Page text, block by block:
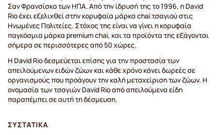
Σαν Φρανσίσκο των ΗΠΑ. Από την ίδρυσή της το 1996, η David
Rio έχει εξελιχθεί στην κορυφαία μάρκα chai τσαγιού στις
Ηνωμένες Πολιτείες. Στόχος της είναι να γίνει η κορυφαία
παγκόσμια μάρκα premium chai, και τα προϊόντα της εξάγονται
σήμερα σε περισσότερες από 50 χώρες.
Η David Rio δεσμεύεται επίσης για την προστασία των
απειλούμενων ειδών ζώων και κάθε χρόνο κάνει δωρεές σε
οργανισμούς που προάγουν την καλή μεταχείριση των ζώων. Η
ονομασία των τσαγιών David Rio από απειλούμενα είδη
παραπέμπει σε αυτή τη δέσμευση.
ΣΥΣΤΑΤΙΚΆ